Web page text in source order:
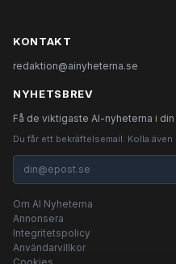
KONTAKT
redaktion@ainyheterna.se
NYHETSBREV
Få de viktigaste AI-nyheterna i
Du får ett bekräftelsemail. Kolla
Om AI Nyheterna
Annonsera
Integritetspolicy
Användarvillkor